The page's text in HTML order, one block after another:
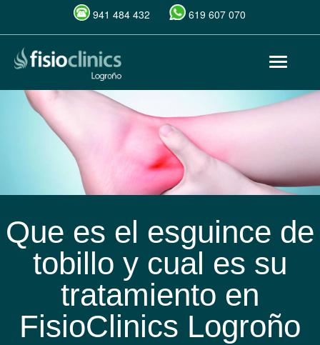
Pasar
contenido
principal
941 484 432 619 607 070
Toggle
Que es el esguince de
tobillo y cual es su
tratamiento en
FisioClinics Logroño